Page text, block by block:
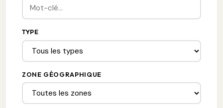
TYPE
ZONE GÉOGRAPHIQUE